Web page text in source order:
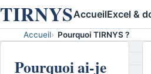
TIRNYSAccueilExcel &
Accueil Pourquoi TIRNYS ?
Pourquoi ai-je